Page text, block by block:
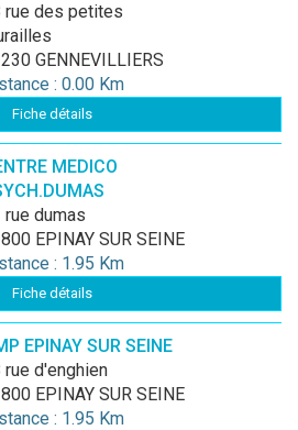
GENNEVILLIERS
: 0.00 Km
Fiche détails
MEDICO
rue dumas
EPINAY SUR SEINE
: 1.95 Km
Fiche détails
EPINAY SUR SEINE
rue d'enghien
EPINAY SUR SEINE
: 1.95 Km